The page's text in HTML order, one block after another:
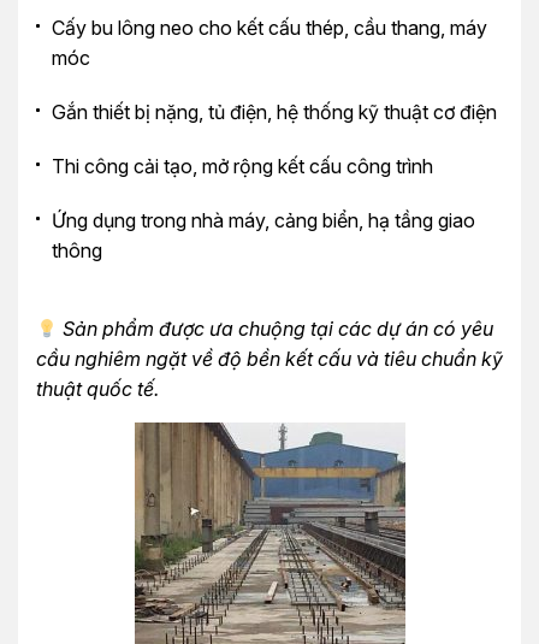
Cấy bu lông neo cho kết cấu thép, cầu thang, máy
móc
Gắn thiết bị nặng, tủ điện, hệ thống kỹ thuật cơ điện
Thi công cải tạo, mở rộng kết cấu công trình
Ứng dụng trong nhà máy, cảng biển, hạ tầng giao
thông
Sản phẩm được ưa chuộng tại các dự án có yêu
cầu nghiêm ngặt về độ bền kết cấu và tiêu chuẩn kỹ
thuật quốc tế.